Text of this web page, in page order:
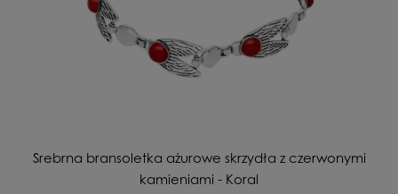
Srebrna bransoletka ażurowe skrzydła z czerwonymi
kamieniami - Koral